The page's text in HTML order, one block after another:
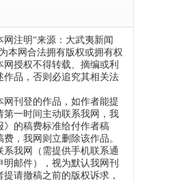
注明“来源：大武夷新闻
本网合法拥有版权或拥有权
授权不得转载、摘编或利
作品，否则必追究其相关法
刊登的作品，如作者能提
第一时间主动联系我网，我
》的稿费标准给付作者稿
，我网则立删除该作品。
系我网（需提供手机联系通
邮件），视为默认我网刊
请撤稿之前的版权诉求，